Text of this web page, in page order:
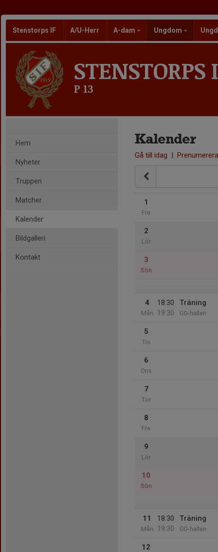
Stenstorps IF A/U-Herr A-dam Ungdom
STENSTORPS
P 13
Hem
Nyheter
Truppen
Matcher
Kalender
Bildgalleri
Kontakt
Kalender
Gå till idag | Prenumerera
1
Fre
2
Lör
3
Sön
4
Mån
18:30
19:30
Träning
GD-hallen
5
Tis
6
Ons
7
Tor
8
Fre
9
Lör
10
Sön
11
Mån
18:30
19:30
Träning
GD-hallen
12